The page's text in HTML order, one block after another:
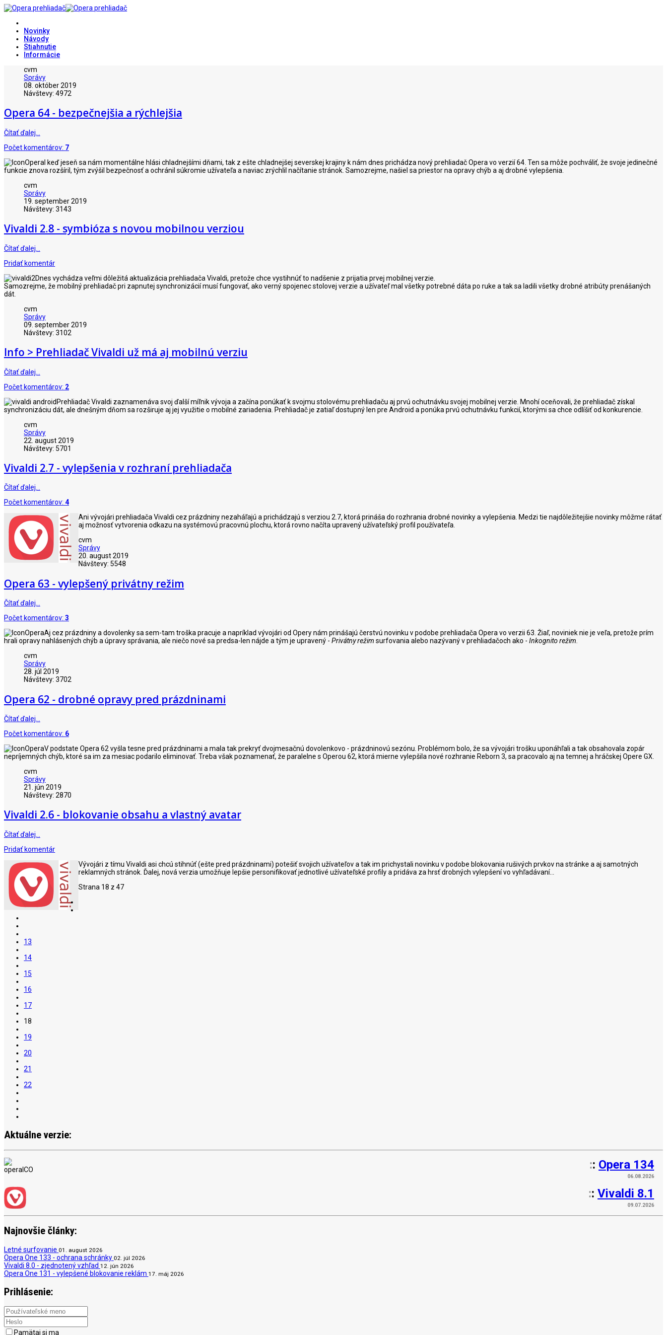
Novinky
Návody
Stiahnutie
Informácie
cvm
Správy
08. október 2019
Návštevy: 4972
Opera 64 - bezpečnejšia a rýchlejšia
Čítať ďalej…
Počet komentárov: 7
I keď jeseň sa nám momentálne hlási chladnejšími dňami, tak z ešte chladnejšej severskej krajiny k nám dnes prichádza nový prehliadač Opera vo verzií 64. Ten sa môže pochváliť, že svoje jedinečné
funkcie znova rozšíril, tým zvýšil bezpečnosť a ochránil súkromie užívateľa a naviac zrýchlil načítanie stránok. Samozrejme, našiel sa priestor na opravy chýb a aj drobné vylepšenia.
cvm
Správy
19. september 2019
Návštevy: 3143
Vivaldi 2.8 - symbióza s novou mobilnou verziou
Čítať ďalej…
Pridať komentár
Dnes vychádza veľmi dôležitá aktualizácia prehliadača Vivaldi, pretože chce vystihnúť to nadšenie z prijatia prvej mobilnej verzie.
Samozrejme, že mobilný prehliadač pri zapnutej synchronizácií musí fungovať, ako verný spojenec stolovej verzie a užívateľ mal všetky potrebné dáta po ruke a tak sa ladili všetky drobné atribúty prenášaných
dát.
cvm
Správy
09. september 2019
Návštevy: 3102
Info > Prehliadač Vivaldi už má aj mobilnú verziu
Čítať ďalej…
Počet komentárov: 2
Prehliadač Vivaldi zaznamenáva svoj ďalší míľnik vývoja a začína ponúkať k svojmu stolovému prehliadaču aj prvú ochutnávku svojej mobilnej verzie. Mnohí oceňovali, že prehliadač získal
synchronizáciu dát, ale dnešným dňom sa rozširuje aj jej využitie o mobilné zariadenia. Prehliadač je zatiaľ dostupný len pre Android a ponúka prvú ochutnávku funkcií, ktorými sa chce odlíšiť od konkurencie.
cvm
Správy
22. august 2019
Návštevy: 5701
Vivaldi 2.7 - vylepšenia v rozhraní prehliadača
Čítať ďalej…
Počet komentárov: 4
Ani vývojári prehliadača Vivaldi cez prázdniny nezaháľajú a prichádzajú s verziou 2.7, ktorá prináša do rozhrania drobné novinky a vylepšenia. Medzi tie najdôležitejšie novinky môžme rátať
aj možnosť vytvorenia odkazu na systémovú pracovnú plochu, ktorá rovno načíta upravený užívateľský profil používateľa.
cvm
Správy
20. august 2019
Návštevy: 5548
Opera 63 - vylepšený privátny režim
Čítať ďalej…
Počet komentárov: 3
Aj cez prázdniny a dovolenky sa sem-tam troška pracuje a napríklad vývojári od Opery nám prinášajú čerstvú novinku v podobe prehliadača Opera vo verzii 63. Žiaľ, noviniek nie je veľa, pretože prím
hrali opravy nahlásených chýb a úpravy správania, ale niečo nové sa predsa-len nájde a tým je upravený - Privátny režim surfovania alebo nazývaný v prehliadačoch ako - Inkognito režim.
cvm
Správy
28. júl 2019
Návštevy: 3702
Opera 62 - drobné opravy pred prázdninami
Čítať ďalej…
Počet komentárov: 6
V podstate Opera 62 vyšla tesne pred prázdninami a mala tak prekryť dvojmesačnú dovolenkovo - prázdninovú sezónu. Problémom bolo, že sa vývojári trošku uponáhľali a tak obsahovala zopár
nepríjemných chýb, ktoré sa im za mesiac podarilo eliminovať. Treba však poznamenať, že paralelne s Operou 62, ktorá mierne vylepšila nové rozhranie Reborn 3, sa pracovalo aj na temnej a hráčskej Opere GX.
cvm
Správy
21. jún 2019
Návštevy: 2870
Vivaldi 2.6 - blokovanie obsahu a vlastný avatar
Čítať ďalej…
Pridať komentár
Vývojári z tímu Vivaldi asi chcú stihnúť (ešte pred prázdninami) potešiť svojich užívateľov a tak im prichystali novinku v podobe blokovania rušivých prvkov na stránke a aj samotných
reklamných stránok. Ďalej, nová verzia umožňuje lepšie personifikovať jednotlivé užívateľské profily a pridáva za hrsť drobných vylepšení vo vyhľadávaní...
Strana 18 z 47
13
14
15
16
17
18
19
20
21
22
Aktuálne verzie:
:: Opera 134
06.08.2026
:: Vivaldi 8.1
09.07.2026
Najnovšie články:
Letné surfovanie 01. august 2026
Opera One 133 - ochrana schránky 02. júl 2026
Vivaldi 8.0 - zjednotený vzhľad 12. jún 2026
Opera One 131 - vylepšené blokovanie reklám 17. máj 2026
Prihlásenie:
Pamätaj si ma